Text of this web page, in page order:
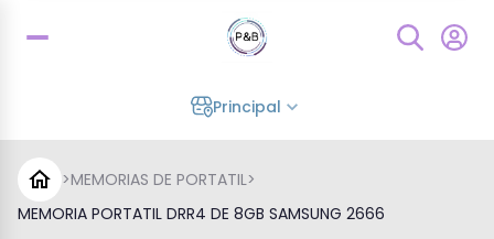
Principal
>MEMORIAS DE PORTATIL>
MEMORIA PORTATIL DRR4 DE 8GB SAMSUNG 2666